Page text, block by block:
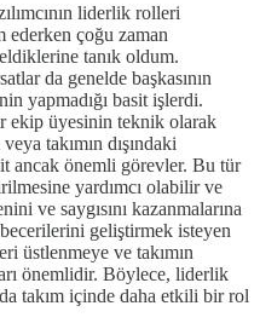
liderlik rolleri
ederken çoğu zaman
tanık oldum.
da genelde başkasının
yapmadığı basit işlerdi.
ekip üyesinin teknik olarak
takımın dışındaki
ancak önemli görevler. Bu tür
yardımcı olabilir ve
ve saygısını kazanmalarına
geliştirmek isteyen
üstlenmeye ve takımın
önemlidir. Böylece, liderlik
takım içinde daha etkili bir rol